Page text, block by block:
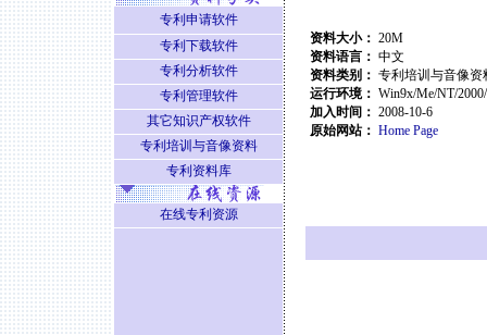
资料大小： 20M
资料语言： 中文
资料类别： 专利培训与音像资
运行环境： Win9x/Me/NT/
加入时间： 2008-10-6
原始网站： Home Page
专利申请软件
专利下载软件
专利分析软件
专利管理软件
其它知识产权软件
专利培训与音像资料
专利资料库
在线专利资源